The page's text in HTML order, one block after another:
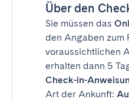
Über den
Sie müssen das
den Angaben zum
voraussichtlichen
erhalten dann 5
Check-in-
Art der Ankunft: